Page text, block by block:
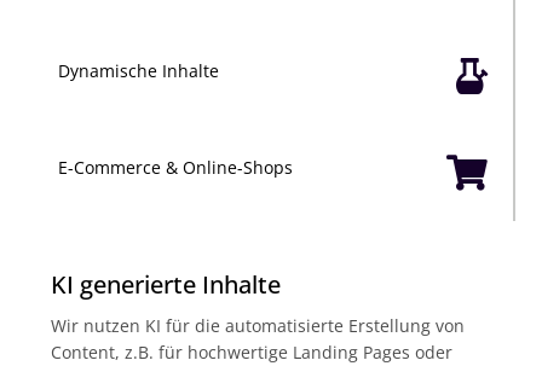

Dynamische Inhalte

E-Commerce & Online-Shops
KI generierte Inhalte
Wir nutzen KI für die automatisierte Erstellung von
Content, z.B. für hochwertige Landing Pages oder